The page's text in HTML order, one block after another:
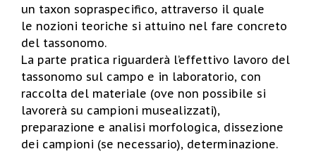
un taxon sopraspecifico, attraverso il quale
le nozioni teoriche si attuino nel fare concreto
del tassonomo.
La parte pratica riguarderà l’effettivo lavoro del
tassonomo sul campo e in laboratorio, con
raccolta del materiale (ove non possibile si
lavorerà su campioni musealizzati),
preparazione e analisi morfologica, dissezione
dei campioni (se necessario), determinazione.